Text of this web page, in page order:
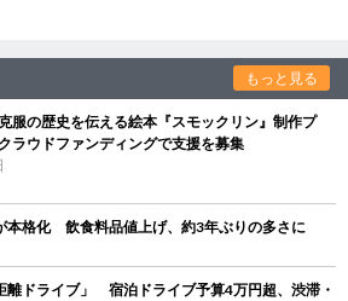
もっと見る
服の歴史を伝える絵本『スモックリン』制作プ
ラウドファンディングで支援を募集
本格化 飲食料品値上げ、約3年ぶりの多さに
離ドライブ」 宿泊ドライブ予算4万円超、渋滞・